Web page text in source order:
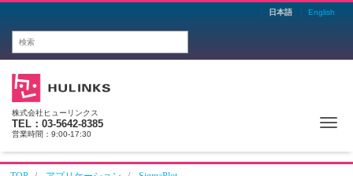
日本語 English
株式会社ヒューリンクス
TEL：03-5642-8385
営業時間：9:00-17:30